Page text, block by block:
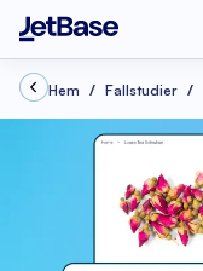
Hem Fallstudier